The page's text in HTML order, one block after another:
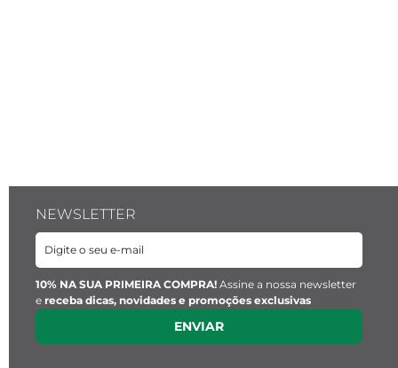
NEWSLETTER
10% NA SUA PRIMEIRA COMPRA! Assine a nossa newsletter
e receba dicas, novidades e promoções exclusivas
ENVIAR